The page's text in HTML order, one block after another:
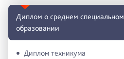
Диплом о среднем специальном
образовании
Диплом техникума